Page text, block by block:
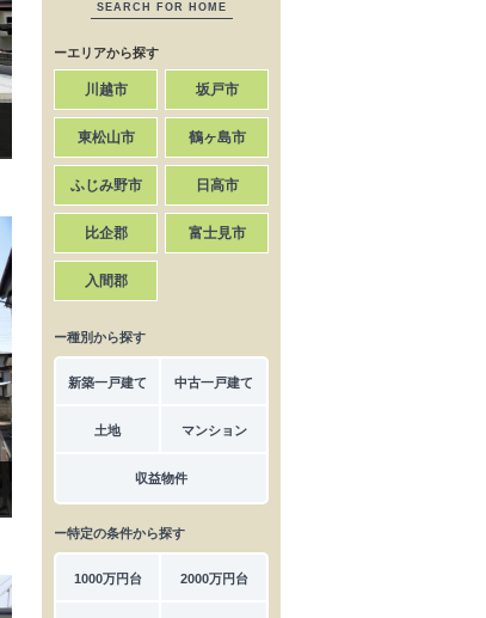
SEARCH FOR HOME
ーエリアから探す
川越市 坂戸市
東松山市 鶴ヶ島市
ふじみ野市 日高市
比企郡 富士見市
入間郡
ー種別から探す
新築一戸建て 中古一戸建て
土地 マンション
収益物件
ー特定の条件から探す
1000万円台 2000万円台